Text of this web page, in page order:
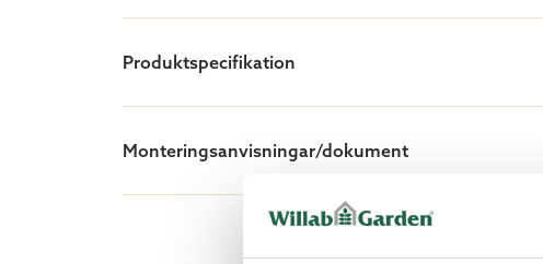
Skjutdörrar i fronten och öppningsbar
Höjd: 158/144 cm
Bredd: 80 cm
Produktspecifikation
Monteringsanvisningar/dokument